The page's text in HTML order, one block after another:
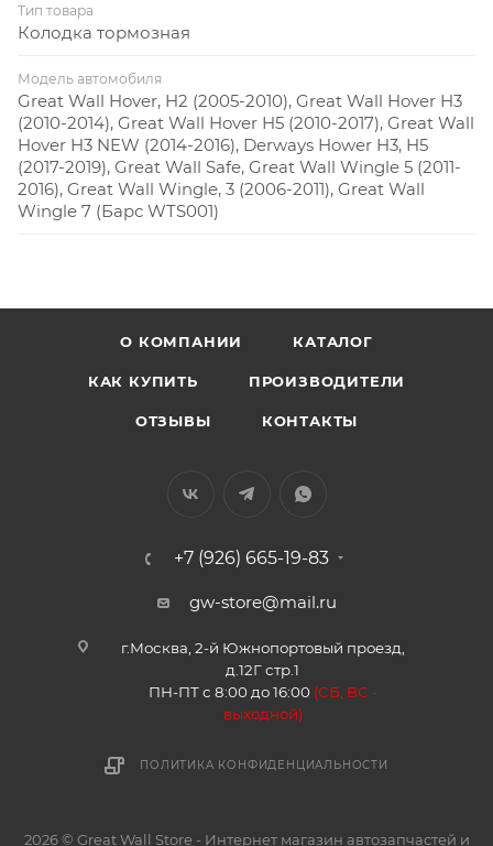
Тип товара
Колодка тормозная
Модель автомобиля
Great Wall Hover, H2 (2005-2010), Great Wall Hover H3
(2010-2014), Great Wall Hover H5 (2010-2017), Great Wall
Hover H3 NEW (2014-2016), Derways Hower H3, H5
(2017-2019), Great Wall Safe, Great Wall Wingle 5 (2011-
2016), Great Wall Wingle, 3 (2006-2011), Great Wall
Wingle 7 (Барс WTS001)
О КОМПАНИИ КАТАЛОГ
КАК КУПИТЬ ПРОИЗВОДИТЕЛИ
ОТЗЫВЫ КОНТАКТЫ
+7 (926) 665-19-83
gw-store@mail.ru
г.Москва, 2-й Южнопортовый проезд,
д.12Г стр.1
ПН-ПТ с 8:00 до 16:00 (СБ, ВС -
выходной)
ПОЛИТИКА КОНФИДЕНЦИАЛЬНОСТИ
2026 © Great Wall Store - Интернет магазин автозапчастей и